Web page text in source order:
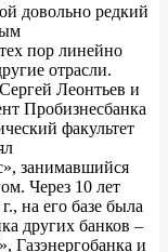
довольно редкий
пор линейно
отрасли.
Леонтьев и
Пробизнесбанка
факультет
занимавшийся
Через 10 лет
на его базе была
других банков –
Газэнергобанка и